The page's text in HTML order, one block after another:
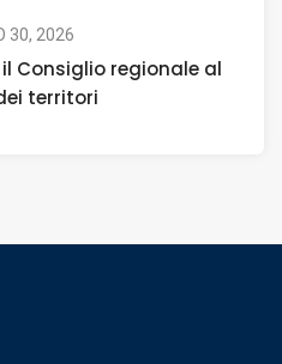
30, 2026
Consiglio regionale al
territori